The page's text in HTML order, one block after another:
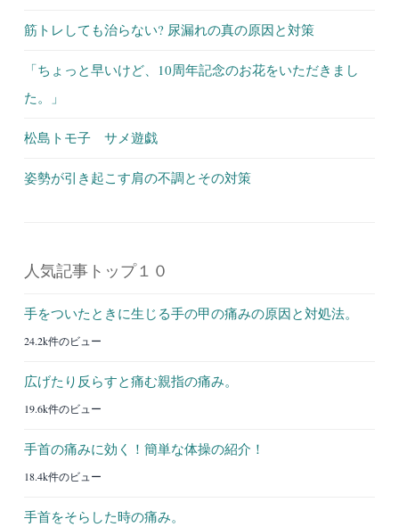
筋トレしても治らない? 尿漏れの真の原因と対策
「ちょっと早いけど、10周年記念のお花をいただきまし
た。」
松島トモ子 サメ遊戯
姿勢が引き起こす肩の不調とその対策
人気記事トップ１０
手をついたときに生じる手の甲の痛みの原因と対処法。
24.2k件のビュー
広げたり反らすと痛む親指の痛み。
19.6k件のビュー
手首の痛みに効く！簡単な体操の紹介！
18.4k件のビュー
手首をそらした時の痛み。